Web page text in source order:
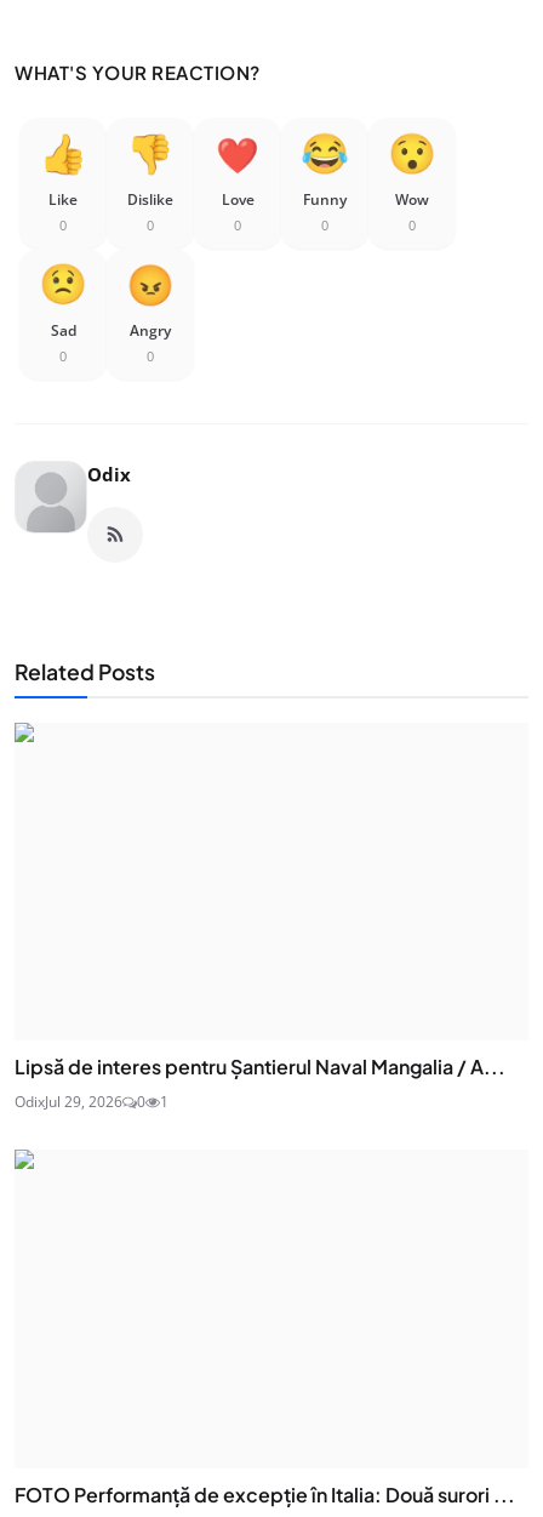
WHAT'S YOUR REACTION?
Like
0
Dislike
0
Love
0
Funny
0
Wow
0
Sad
0
Angry
0
Odix
Related Posts
Lipsă de interes pentru Șantierul Naval Mangalia / A...
OdixJul 29, 2026 0 1
FOTO Performanță de excepție în Italia: Două surori ...